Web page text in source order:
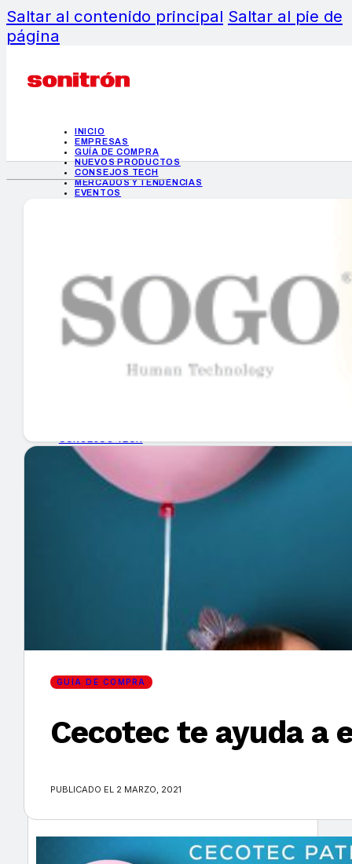
Saltar al contenido principal Saltar al pie de
página
INICIO
EMPRESAS
GUÍA DE COMPRA
NUEVOS PRODUCTOS
CONSEJOS TECH
MERCADOS Y TENDENCIAS
EVENTOS
INICIO
EMPRESAS
GUÍA DE COMPRA
MERCADOS Y TENDENCIAS
Encuentra tu noticia
GUÍA DE COMPRA
Cecotec te ayuda a
PUBLICADO EL 2 MARZO, 2021